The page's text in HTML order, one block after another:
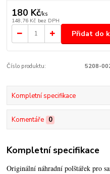
180 Kč/ks
148,76 Kč bez DPH
Přidat do
Číslo produktu: 5208-
Kompletní specifikace
Komentáře 0
Kompletní specifikace
Originální náhradní polštářek pro